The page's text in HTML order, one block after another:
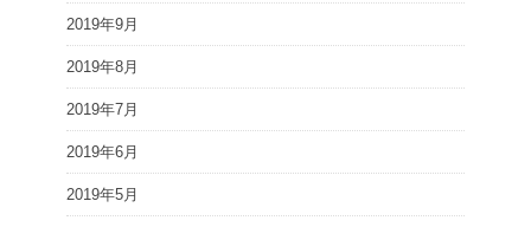
2019年9月
2019年8月
2019年7月
2019年6月
2019年5月